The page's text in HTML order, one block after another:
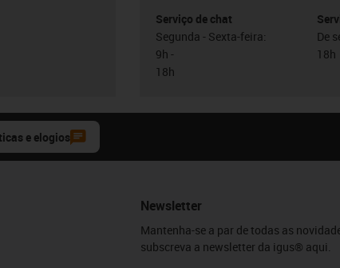
Serviço de chat
Segunda - Sexta-feira:
9h -
18h
De
18h
e elogios
Newsletter
Mantenha-se a par de todas as
subscreva a newsletter da igus® aqui.